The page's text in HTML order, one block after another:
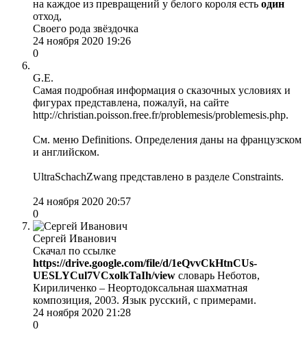
на каждое из превращений у белого короля есть один
отход,
Своего рода звёздочка
24 ноября 2020 19:26
0
G.E.
Самая подробная информация о сказочных условиях и
фигурах представлена, пожалуй, на сайте
http://christian.poisson.free.fr/problemesis/problemesis.php.
См. меню Definitions. Определения даны на французском
и английском.
UltraSchachZwang представлено в разделе Constraints.
24 ноября 2020 20:57
0
Сергей Иванович
Скачал по ссылке
https://drive.google.com/file/d/1eQvvCkHtnCUs-
UESLYCul7VCxolkTaIh/view словарь Неботов,
Кириличенко – Неортодоксальная шахматная
композиция, 2003. Язык русский, с примерами.
24 ноября 2020 21:28
0